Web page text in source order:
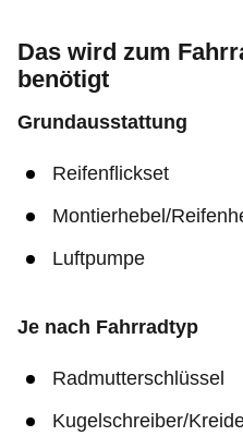
Das wird zum
benötigt
Grundausstattung
Reifenflickset
Montierhebel/
Luftpumpe
Je nach Fahrradtyp
Radmutterschlüssel
Kugelschreiber/